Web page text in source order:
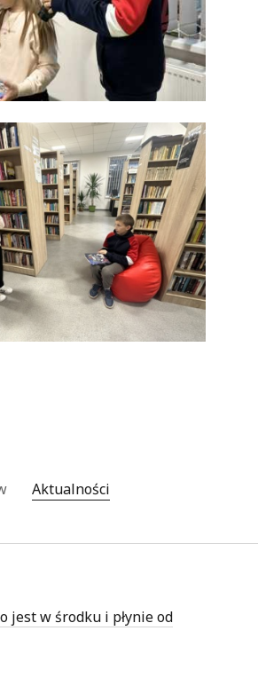
Aktualności
jest w środku i płynie od